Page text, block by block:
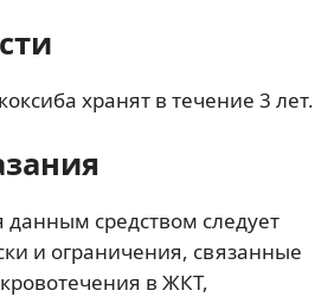
хранят в течение 3 лет.
средством следует
и ограничения, связанные
в ЖКТ,